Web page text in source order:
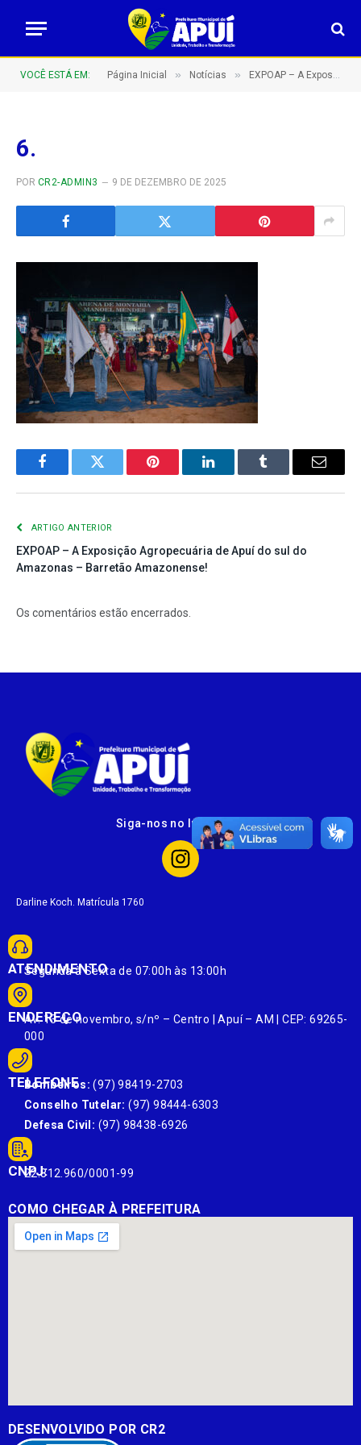
VOCÊ ESTÁ EM: Página Inicial » Notícias » EXPOAP – A Exposição Agropecuária de Apuí do sul do Amazonas – Barretão Amazonense!
6.
POR CR2-ADMIN3 9 DE DEZEMBRO DE 2025
FacebookTwitter Pinterest LinkedInTumblr
E-
ARTIGO ANTERIOR
EXPOAP – A Exposição Agropecuária de Apuí do sul do
Amazonas – Barretão Amazonense!
Os comentários estão encerrados.
Siga-nos no Instagram
Darline Koch. Matrícula 1760
ATENDIMENTO
Segunda à Sexta de 07:00h às 13:00h
ENDEREÇO
Av. 13 de novembro, s/nº – Centro | Apuí – AM | CEP: 69265-
000
TELEFONE
Bombeiros: (97) 98419-2703
Conselho Tutelar: (97) 98444-6303
Defesa Civil: (97) 98438-6926
CNPJ:
22.812.960/0001-99
COMO CHEGAR À PREFEITURA
DESENVOLVIDO POR CR2